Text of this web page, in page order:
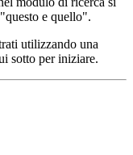
e quello".
utilizzando una
sotto per iniziare.